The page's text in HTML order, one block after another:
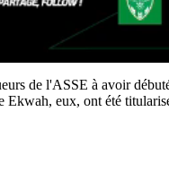
de l'ASSE à avoir
eux, ont été